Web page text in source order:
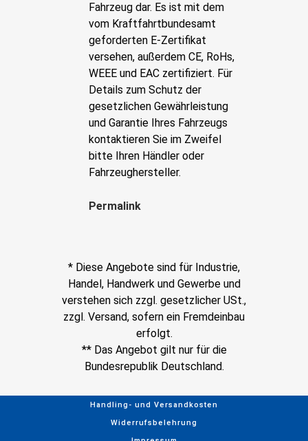
Fahrzeug dar. Es ist mit dem
vom Kraftfahrtbundesamt
geforderten E-Zertifikat
versehen, außerdem CE, RoHs,
WEEE und EAC zertifiziert. Für
Details zum Schutz der
gesetzlichen Gewährleistung
und Garantie Ihres Fahrzeugs
kontaktieren Sie im Zweifel
bitte Ihren Händler oder
Fahrzeughersteller.
Permalink
* Diese Angebote sind für Industrie,
Handel, Handwerk und Gewerbe und
verstehen sich zzgl. gesetzlicher USt.,
zzgl. Versand, sofern ein Fremdeinbau
erfolgt.
** Das Angebot gilt nur für die
Bundesrepublik Deutschland.
Handling- und Versandkosten
Widerrufsbelehrung